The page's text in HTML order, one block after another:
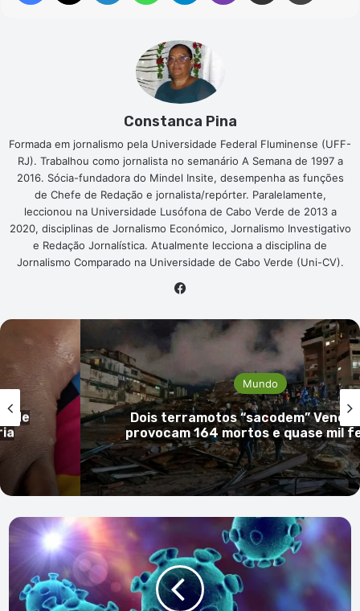
Constanca Pina
Formada em jornalismo pela Universidade Federal Fluminense (UFF-
RJ). Trabalhou como jornalista no semanário A Semana de 1997 a
2016. Sócia-fundadora do Mindel Insite, desempenha as funções
de Chefe de Redação e jornalista/repórter. Paralelamente,
leccionou na Universidade Lusófona de Cabo Verde de 2013 a
2020, disciplinas de Jornalismo Económico, Jornalismo Investigativo
e Redação Jornalística. Atualmente lecciona a disciplina de
Jornalismo Comparado na Universidade de Cabo Verde (Uni-CV).
de
Mundo
Dois terramotos “sacodem”
provocam 164 mortos e quase mil
Covid-
19:
Incidência
nacional
continua